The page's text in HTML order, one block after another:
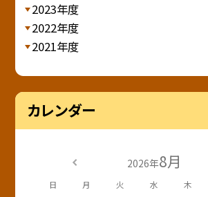
2023年度
2022年度
2021年度
カレンダー
2026年8月
日 月 火 水 木